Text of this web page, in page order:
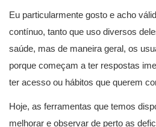
Eu particularmente gosto e acho
contínuo, tanto que uso diversos
saúde, mas de maneira geral, os
porque começam a ter respostas
ter acesso ou hábitos que querem
Hoje, as ferramentas que temos
melhorar e observar de perto as